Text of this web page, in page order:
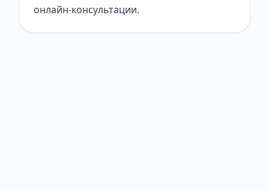
онлайн-консультации.